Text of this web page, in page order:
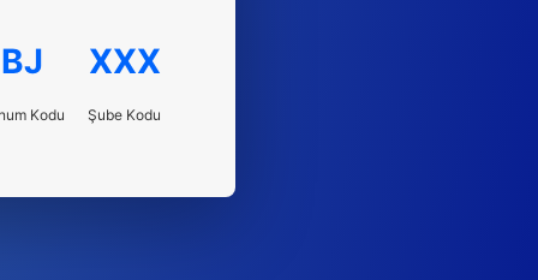
BJ
Kodu
XXX
Şube Kodu